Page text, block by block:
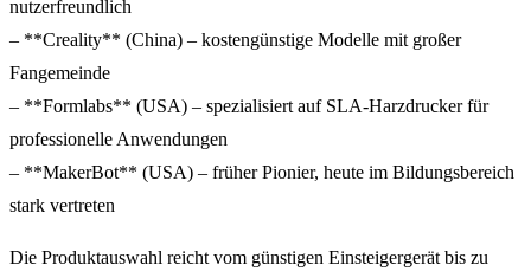
nutzerfreundlich
– **Creality** (China) – kostengünstige Modelle mit großer
Fangemeinde
– **Formlabs** (USA) – spezialisiert auf SLA-Harzdrucker für
professionelle Anwendungen
– **MakerBot** (USA) – früher Pionier, heute im Bildungsbereich
stark vertreten
Die Produktauswahl reicht vom günstigen Einsteigergerät bis zu